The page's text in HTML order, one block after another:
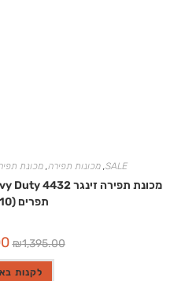
SALE
,מכונות תפירה,מכונת
תפרים (110 וולט)
₪1,395.00
לקנות